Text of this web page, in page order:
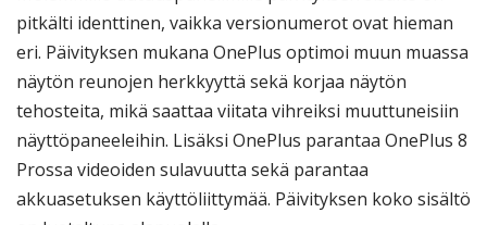
pitkälti identtinen, vaikka versionumerot ovat hieman
eri. Päivityksen mukana OnePlus optimoi muun muassa
näytön reunojen herkkyyttä sekä korjaa näytön
tehosteita, mikä saattaa viitata vihreiksi muuttuneisiin
näyttöpaneeleihin. Lisäksi OnePlus parantaa OnePlus 8
Prossa videoiden sulavuutta sekä parantaa
akkuasetuksen käyttöliittymää. Päivityksen koko sisältö